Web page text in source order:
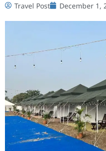
Travel Post December 1,